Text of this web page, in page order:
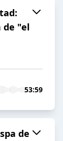
de "el
53:59
de